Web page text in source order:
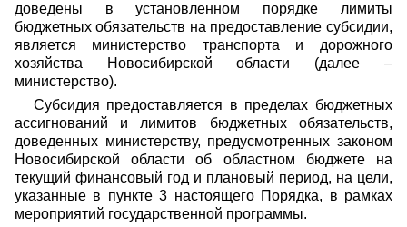
доведены в установленном порядке лимиты
бюджетных обязательств на предоставление субсидии,
является министерство транспорта и дорожного
хозяйства Новосибирской области (далее –
министерство).
Субсидия предоставляется в пределах бюджетных
ассигнований и лимитов бюджетных обязательств,
доведенных министерству, предусмотренных законом
Новосибирской области об областном бюджете на
текущий финансовый год и плановый период, на цели,
указанные в пункте 3 настоящего Порядка, в рамках
мероприятий государственной программы.